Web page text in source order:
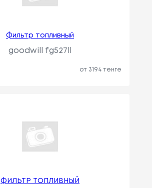
Фильтр топливный
goodwill fg527ll
от 3194 тенге
ФИЛЬТР ТОПЛИВНЫЙ